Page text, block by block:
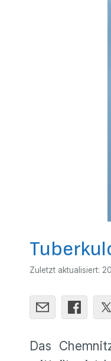
Zuletzt aktualisiert:
Das